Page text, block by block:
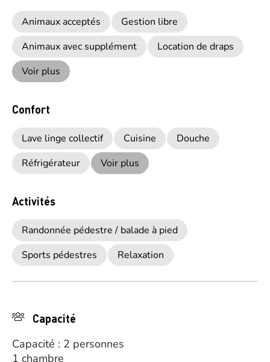
Animaux acceptés
Gestion libre
Animaux avec supplément
Location de draps
Voir plus
Confort
Lave linge collectif Cuisine
Douche
Réfrigérateur
Voir plus
Activités
Randonnée pédestre / balade à pied
Sports pédestres
Relaxation
Capacité
Capacité : 2 personnes
1 chambre